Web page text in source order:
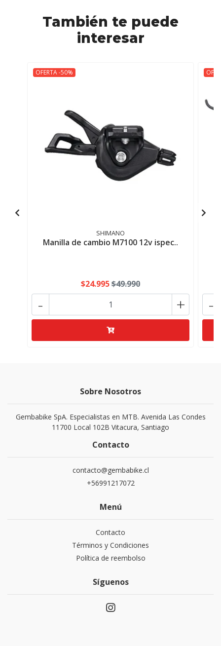
También te puede
interesar
OFERTA -50%
SHIMANO
Manilla de cambio M7100 12v ispec..
$24.995$49.990
+
- -
Sobre Nosotros
Gembabike SpA. Especialistas en MTB. Avenida Las Condes
11700 Local 102B Vitacura, Santiago
Contacto
contacto@gembabike.cl
+56991217072
Menú
Contacto
Términos y Condiciones
Política de reembolso
Síguenos